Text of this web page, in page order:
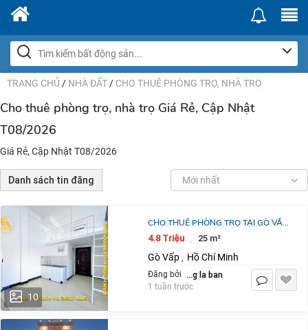
TRANG CHỦ / NHÀ ĐẤT / CHO THUÊ PHÒNG TRỌ, NHÀ TRỌ
Cho thuê phòng trọ, nhà trọ Giá Rẻ, Cập Nhật
T08/2026
Giá Rẻ, Cập Nhật T08/2026
Danh sách tin đăng Mới nhất
10
CHO THUÊ PHÒNG TRỌ TẠI GÒ VẤP
HCM – 25M2 CHỈ 4.8 TRIỆU / THÁNG.
LH:0359203979.
4.8 Triệu · 25 m²
Gò Vấp , Hồ Chí Minh
Đăng bởi dang la ban
1 tuần trước